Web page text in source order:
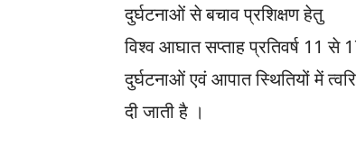
दुर्घटनाओं से बचाव प्रशिक्षण हेतु
विश्व आघात सप्ताह प्रतिवर्ष 11
दुर्घटनाओं एवं आपात स्थितियों में
दी जाती है ।